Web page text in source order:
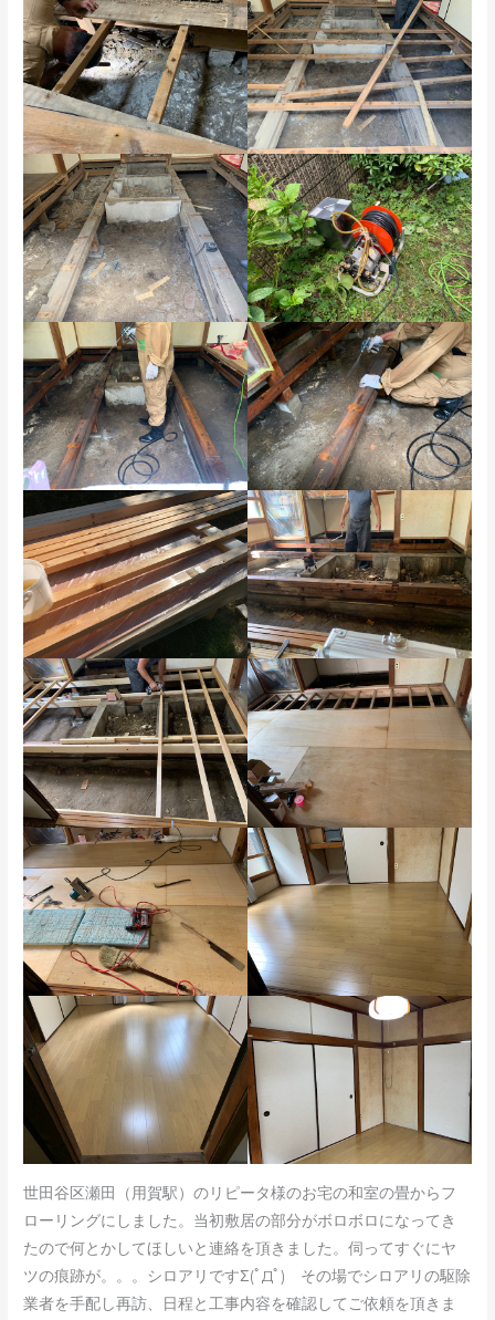
世田谷区瀬田（用賀駅）のリピータ様のお宅の和室の畳からフ
ローリングにしました。当初敷居の部分がボロボロになってき
たので何とかしてほしいと連絡を頂きました。伺ってすぐにヤ
ツの痕跡が。。。シロアリですΣ(ﾟДﾟ) その場でシロアリの駆除
業者を手配し再訪、日程と工事内容を確認してご依頼を頂きま